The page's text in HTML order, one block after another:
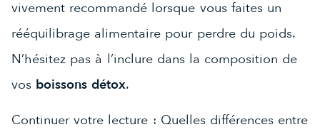
vivement recommandé lorsque vous faites un
rééquilibrage alimentaire pour perdre du poids.
N’hésitez pas à l’inclure dans la composition de
vos boissons détox.
Continuer votre lecture : Quelles différences entre